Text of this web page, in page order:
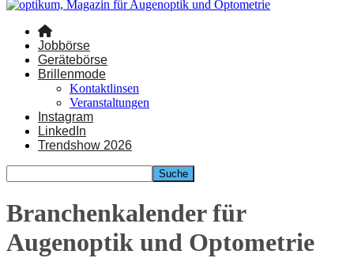
Jobbörse
Gerätebörse
Brillenmode
Kontaktlinsen
Veranstaltungen
Instagram
LinkedIn
Trendshow 2026
Branchenkalender für
Augenoptik und Optometrie